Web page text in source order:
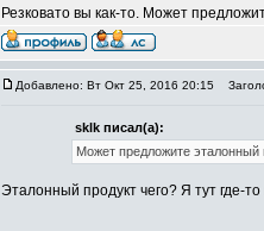
Резковато вы как-то. Может
Добавлено: Вт Окт 25, 2016 20:15
sklk писал(а):
Может предложите эталонный
Эталонный продукт чего? Я тут где-